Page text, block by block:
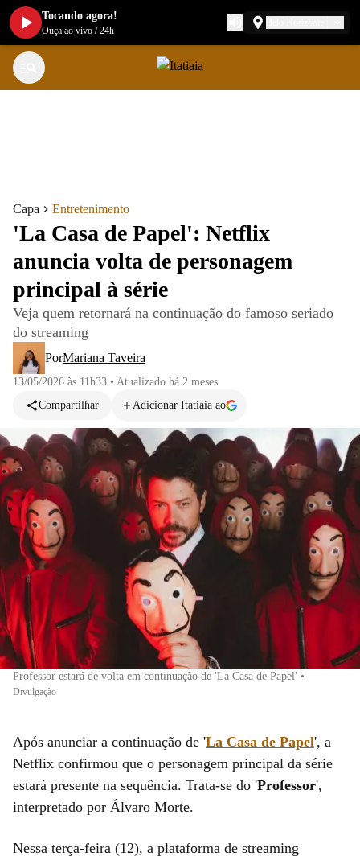
Capa Entretenimento
'La Casa de Papel': Netflix
anuncia volta de personagem
principal à série
Veja quem retornará na continuação do famoso seriado
do streaming
PorMariana Taveira
13/05/2026 às 11h33 • Atualizado há 2 meses
Compartilhar
Adicionar Itatiaia ao
Professor estará de volta em continuação de 'La Casa de Papel' •
Divulgação
Após anunciar a continuação de 'La Casa de Papel', a
Netflix confirmou que o personagem principal da série
estará presente na sequência. Trata-se do 'Professor',
interpretado por Álvaro Morte.
Nessa terça-feira (12), a plataforma de streaming
Tocando agora!
Ouça ao vivo /24h